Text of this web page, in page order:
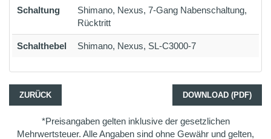
Schaltung
Shimano, Nexus, 7-Gang Nabenschaltung,
Rücktritt
Schalthebel Shimano, Nexus, SL-C3000-7
ZURÜCK DOWNLOAD (PDF)
*Preisangaben gelten inklusive der gesetzlichen
Mehrwertsteuer. Alle Angaben sind ohne Gewähr und gelten,